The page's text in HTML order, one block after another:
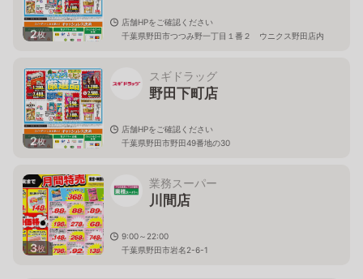
2枚
店舗HPをご確認ください
千葉県野田市つつみ野一丁目１番２ ウニクス野田店内
2枚
スギドラッグ
野田下町店
店舗HPをご確認ください
千葉県野田市野田49番地の30
3枚
業務スーパー
川間店
9:00～22:00
千葉県野田市岩名2-6-1